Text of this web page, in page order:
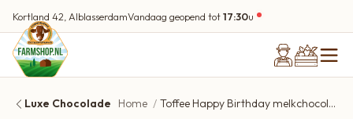
Kortland 42, AlblasserdamVandaag geopend tot17:30u
Luxe Chocolade Home Toffee Happy Birthday melkchocolade karamel